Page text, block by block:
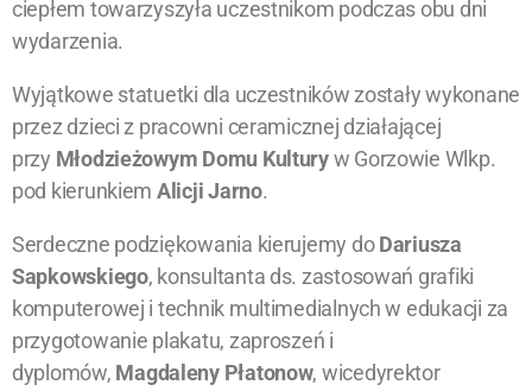
ciepłem towarzyszyła uczestnikom podczas obu dni
wydarzenia.
Wyjątkowe statuetki dla uczestników zostały wykonane
przez dzieci z pracowni ceramicznej działającej
przy Młodzieżowym Domu Kulturyw Gorzowie Wlkp.
pod kierunkiem Alicji Jarno.
Serdeczne podziękowania kierujemy doDariusza
Sapkowskiego, konsultanta ds. zastosowań grafiki
komputerowej i technik multimedialnych w edukacji za
przygotowanie plakatu, zaproszeń i
dyplomów, Magdaleny Płatonow, wicedyrektor